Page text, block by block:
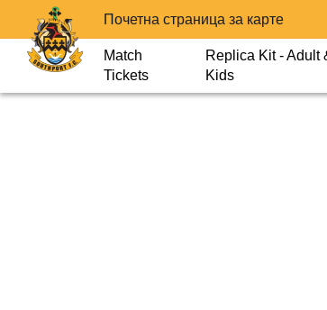
Почетна страница за карте
Match
Tickets
Replica Kit - Adult
Kids